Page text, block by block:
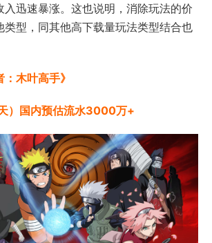
入迅速暴涨。这也说明，消除玩法的价
类型，同其他高下载量玩法类型结合也
木叶高手》
）国内预估流水3000万+